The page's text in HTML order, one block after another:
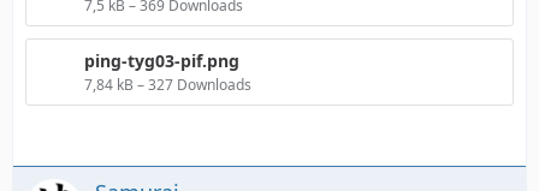
7,5 kB – 369 Downloads
ping-tyg03-pif.png
7,84 kB – 327 Downloads